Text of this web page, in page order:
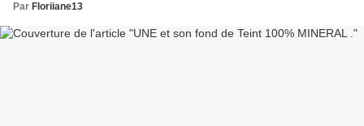
Par Floriiane13